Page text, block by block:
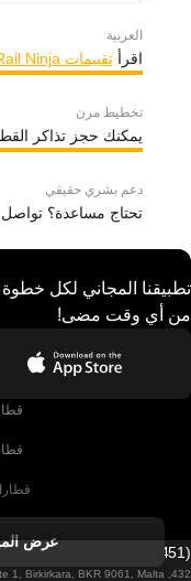
العربية
اقرأتقييمات Rail Ninja
تخطيط مرن
يمكنك حجز تذاكر
دعم بشري حقيقي
تحتاج مساعدة؟ تواصل
تطبيقنا المجاني لكل
من أي وقت مضى!
عرض
GT Limited (OC 1451)
432, Triq Fleur de Lys, Suite 1, Birkirkara, BKR 9061, Malta